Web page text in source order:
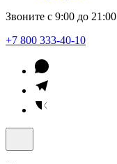
Звоните с 9:00 до 21:00
+7 800 333-40-10